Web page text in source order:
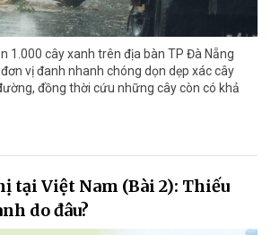
1.000 cây xanh trên địa bàn TP Đà Nẵng
vị đanh nhanh chóng dọn dẹp xác cây
đồng thời cứu những cây còn có khả
tại Việt Nam (Bài 2): Thiếu
do đâu?